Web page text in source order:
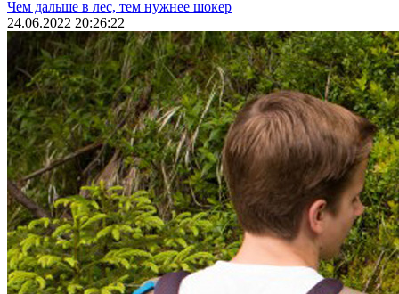
Чем дальше в лес, тем нужнее шокер
24.06.2022 20:26:22